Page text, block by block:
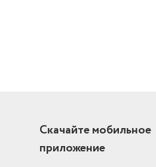
Скачайте мобильное
приложение